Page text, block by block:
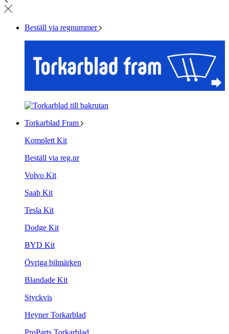
Beställ via regnummer
Torkarblad Fram
Komplett Kit
Beställ via reg.nr
Volvo Kit
Saab Kit
Tesla Kit
Dodge Kit
BYD Kit
Övriga bilmärken
Blandade Kit
Styckvis
Heyner Torkarblad
ProParts Torkarblad